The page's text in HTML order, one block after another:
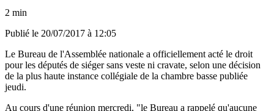
2 min
Publié le 20/07/2017 à 12:05
Le Bureau de l'Assemblée nationale a officiellement acté le droit
pour les députés de siéger sans veste ni cravate, selon une décision
de la plus haute instance collégiale de la chambre basse publiée
jeudi.
Au cours d'une réunion mercredi, "le Bureau a rappelé qu'aucune